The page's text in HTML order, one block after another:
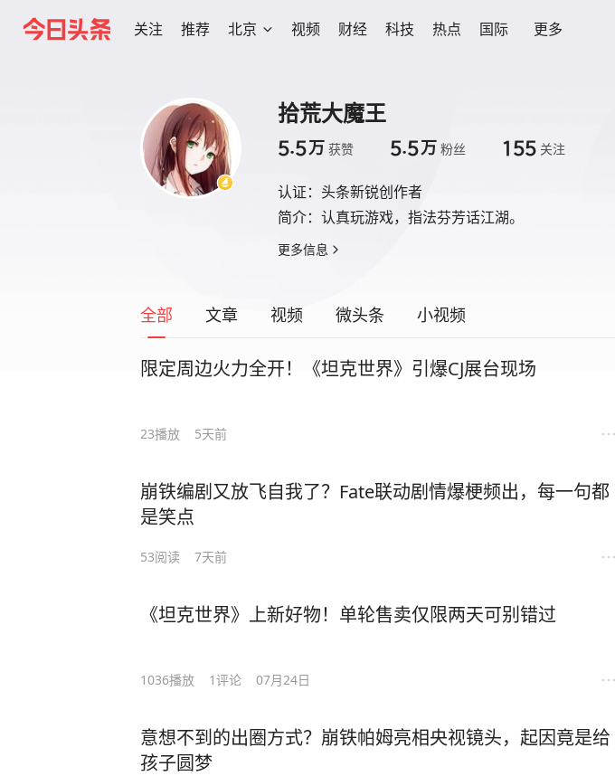
关注 推荐 北京 视频 财经 科技 热点 国际 更多
拾荒大魔王
5.5万 获赞 5.5万 粉丝 155 关注
认证： 头条新锐创作者
简介： 认真玩游戏，指法芬芳话江湖。
更多信息
全部 文章 视频 微头条 小视频
限定周边火力全开！《坦克世界》引爆CJ展台现场
23播放 5天前
崩铁编剧又放飞自我了？Fate联动剧情爆梗频出，每一句都
是笑点
53阅读 7天前
《坦克世界》上新好物！单轮售卖仅限两天可别错过
1036播放 1评论 07月24日
意想不到的出圈方式？崩铁帕姆亮相央视镜头，起因竟是给
孩子圆梦